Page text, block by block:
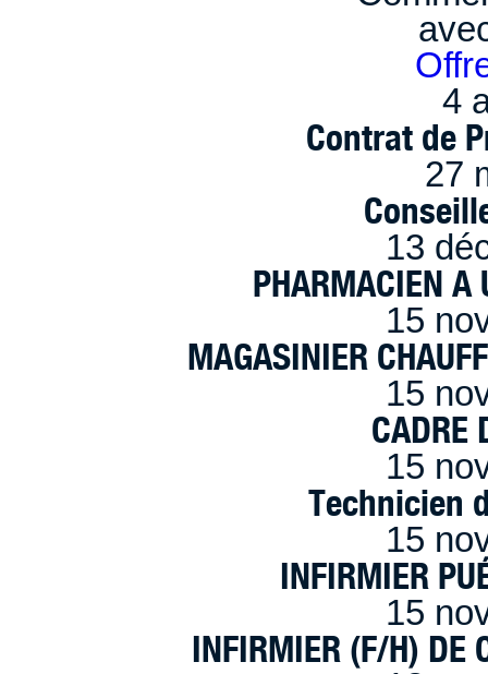
4
Contrat de
27
13
PHARMACIEN A
15
MAGASINIER
15
CADRE
15
Technicien
15
INFIRMIER
15
INFIRMIER (F/H) DE